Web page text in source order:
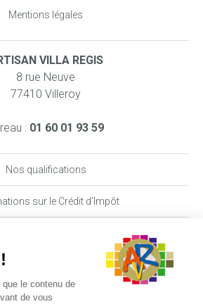
Mentions légales
VILLA REGIS
8 rue Neuve
77410 Villeroy
: 01 60 01 93 59
Nos qualifications
sur le Crédit d’Impôt